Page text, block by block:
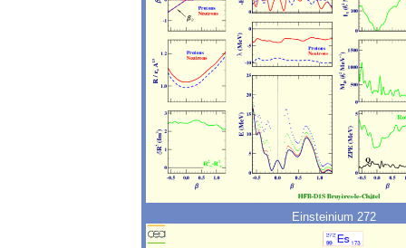
Einsteinium 272